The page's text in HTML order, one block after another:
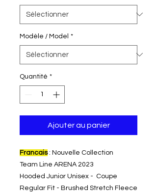
Modèle / Model *
Quantité *
Ajouter au panier
Francais: Nouvelle Collection
Team Line ARENA 2023
Hooded Junior Unisex - Coupe
Regular Fit - Brushed Stretch Fleece